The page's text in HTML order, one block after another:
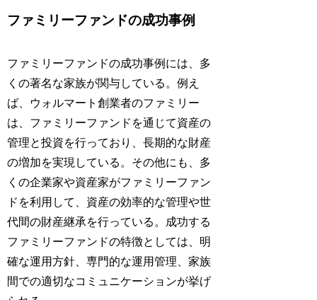
ファミリーファンドの成功事例
ファミリーファンドの成功事例には、多
くの著名な家族が関与している。例え
ば、ウォルマート創業者のファミリー
は、ファミリーファンドを通じて資産の
管理と投資を行っており、長期的な財産
の増加を実現している。その他にも、多
くの企業家や資産家がファミリーファン
ドを利用して、資産の効率的な管理や世
代間の財産継承を行っている。成功する
ファミリーファンドの特徴としては、明
確な運用方針、専門的な運用管理、家族
間での適切なコミュニケーションが挙げ